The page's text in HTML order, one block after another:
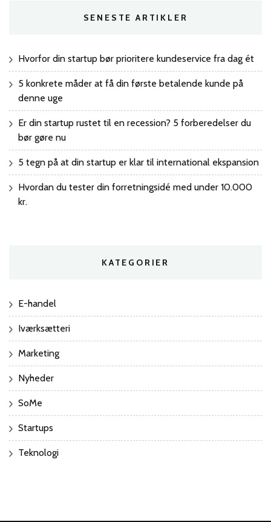
SENESTE ARTIKLER
Hvorfor din startup bør prioritere kundeservice fra dag ét
5 konkrete måder at få din første betalende kunde på
denne uge
Er din startup rustet til en recession? 5 forberedelser du
bør gøre nu
5 tegn på at din startup er klar til international ekspansion
Hvordan du tester din forretningsidé med under 10.000
kr.
KATEGORIER
E-handel
Iværksætteri
Marketing
Nyheder
SoMe
Startups
Teknologi